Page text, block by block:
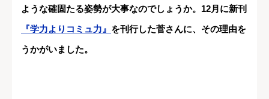
ような確固たる姿勢が大事なのでしょうか。12月に新刊
『学力よりコミュ力』 を刊行した菅さんに、その理由を
うかがいました。